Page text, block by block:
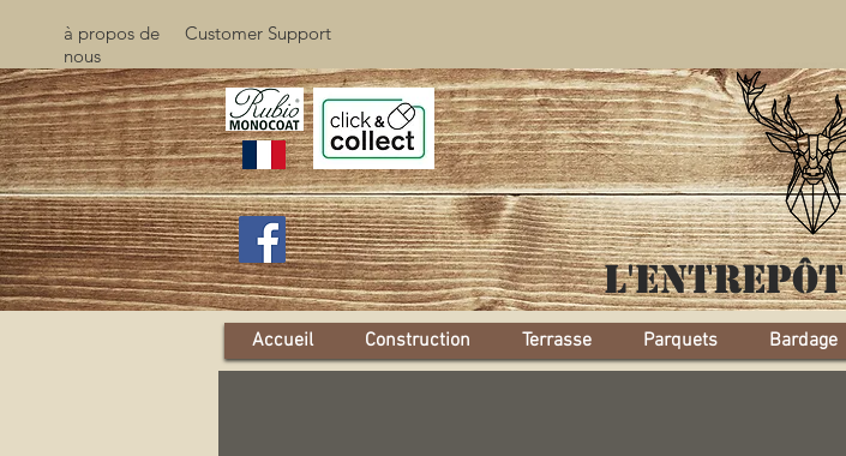
à propos de
nous
Customer Support
L'entrepôt
Accueil Construction Terrasse Parquets Bardage